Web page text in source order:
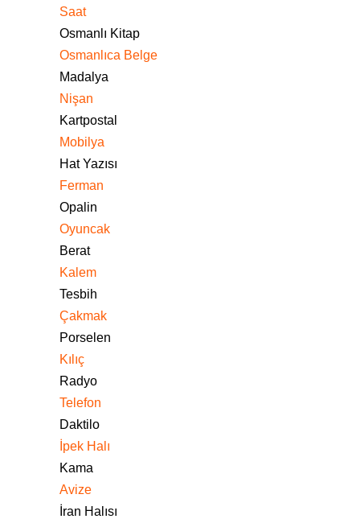
Saat
Osmanlı Kitap
Osmanlıca Belge
Madalya
Nişan
Kartpostal
Mobilya
Hat Yazısı
Ferman
Opalin
Oyuncak
Berat
Kalem
Tesbih
Çakmak
Porselen
Kılıç
Radyo
Telefon
Daktilo
İpek Halı
Kama
Avize
İran Halısı